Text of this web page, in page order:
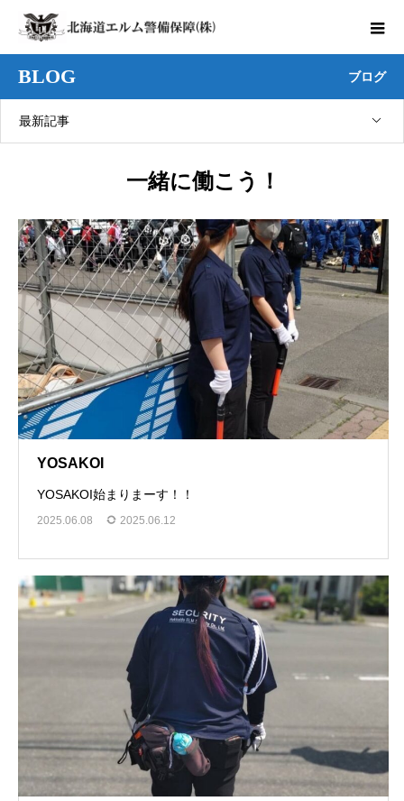
BLOG ブログ
最新記事
一緒に働こう！
YOSAKOI
YOSAKOI始まりまーす！！
2025.06.08 2025.06.12